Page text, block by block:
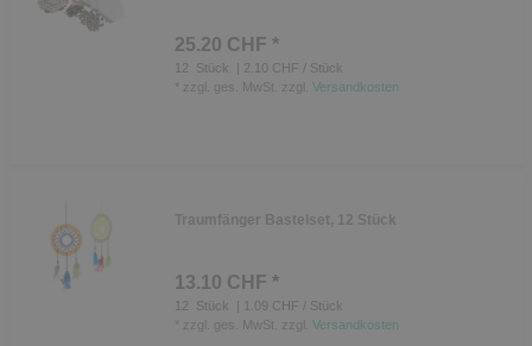
25.20 CHF *
12 Stück
| 2.10 CHF / Stück
zzgl. ges. MwSt. zzgl. Versandkosten
Traumfänger Bastelset, 12 Stück
13.10 CHF *
12 Stück
| 1.09 CHF / Stück
zzgl. ges. MwSt. zzgl. Versandkosten